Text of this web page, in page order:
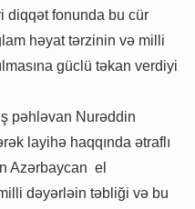
diqqət fonunda bu cür
həyat tərzinin və milli
güclü təkan verdiyi
pəhləvan Nurəddin
layihə haqqında ətraflı
Azərbaycan el
dəyərləin təbliği və bu